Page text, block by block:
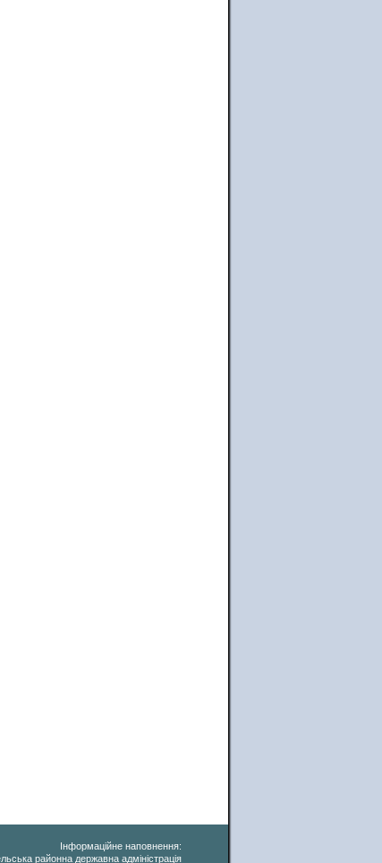
Інформаційне наповнення:
районна державна адміністрація